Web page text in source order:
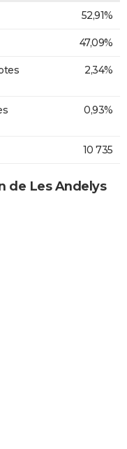
52,91%
47,09%
2,34%
0,93%
10 735
de Les Andelys